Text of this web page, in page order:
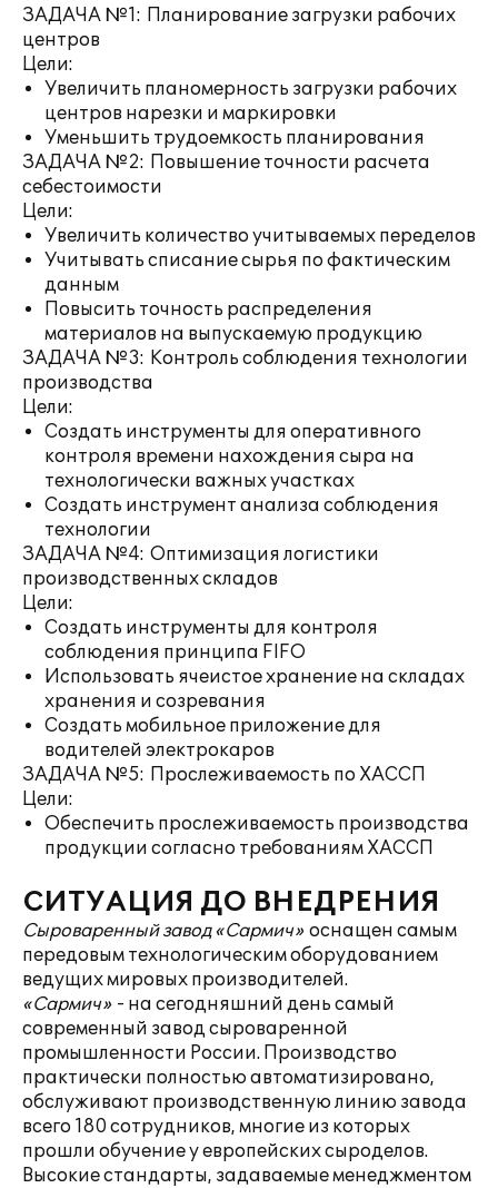
ЗАДАЧА №1: Планирование загрузки рабочих
центров
Цели:
Увеличить планомерность загрузки рабочих
центров нарезки и маркировки
Уменьшить трудоемкость планирования
ЗАДАЧА №2: Повышение точности расчета
себестоимости
Цели:
Увеличить количество учитываемых переделов
Учитывать списание сырья по фактическим
данным
Повысить точность распределения
материалов на выпускаемую продукцию
ЗАДАЧА №3: Контроль соблюдения технологии
производства
Цели:
Создать инструменты для оперативного
контроля времени нахождения сыра на
технологически важных участках
Создать инструмент анализа соблюдения
технологии
ЗАДАЧА №4: Оптимизация логистики
производственных складов
Цели:
Создать инструменты для контроля
соблюдения принципа FIFO
Использовать ячеистое хранение на складах
хранения и созревания
Создать мобильное приложение для
водителей электрокаров
ЗАДАЧА №5: Прослеживаемость по ХАССП
Цели:
Обеспечить прослеживаемость производства
продукции согласно требованиям ХАССП
СИТУАЦИЯ ДО ВНЕДРЕНИЯ
Сыроваренный завод «Сармич»оснащен самым
передовым технологическим оборудованием
ведущих мировых производителей.
«Сармич»- на сегодняшний день самый
современный завод сыроваренной
промышленности России. Производство
практически полностью автоматизировано,
обслуживают производственную линию завода
всего 180 сотрудников, многие из которых
прошли обучение у европейских сыроделов.
Высокие стандарты, задаваемые менеджментом